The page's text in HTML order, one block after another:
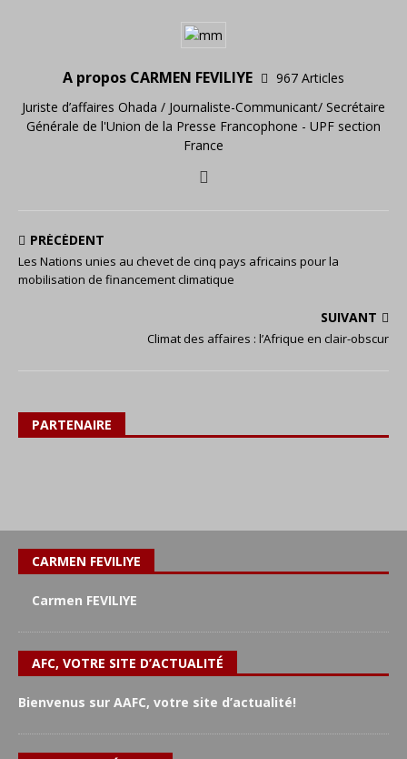
A propos CARMEN FEVILIYE
967 Articles
Juriste d’affaires Ohada / Journaliste-Communicant/ Secrétaire
Générale de l'Union de la Presse Francophone - UPF section
France
PRÉCÉDENT
Les Nations unies au chevet de cinq pays africains pour la
mobilisation de financement climatique
SUIVANT
Climat des affaires : l’Afrique en clair-obscur
PARTENAIRE
CARMEN FEVILIYE
Carmen FEVILIYE
AFC, VOTRE SITE D’ACTUALITÉ
Bienvenus sur AAFC, votre site d’actualité!